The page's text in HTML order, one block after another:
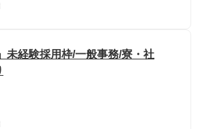
未経験採用枠/一般事務/寮・社